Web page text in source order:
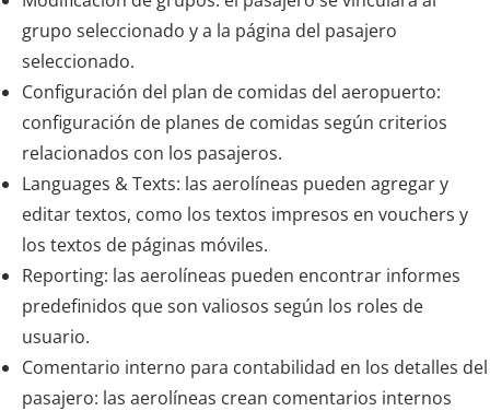
grupo seleccionado y a la página del pasajero
seleccionado.
Configuración del plan de comidas del aeropuerto:
configuración de planes de comidas según criterios
relacionados con los pasajeros.
Languages & Texts: las aerolíneas pueden agregar y
editar textos, como los textos impresos en vouchers y
los textos de páginas móviles.
Reporting: las aerolíneas pueden encontrar informes
predefinidos que son valiosos según los roles de
usuario.
Comentario interno para contabilidad en los detalles del
pasajero: las aerolíneas crean comentarios internos